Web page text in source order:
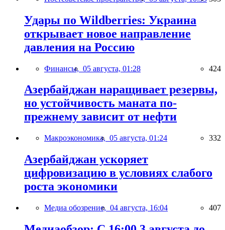
Удары по Wildberries: Украина
открывает новое направление
давления на Россию
Финансы, 05 августа, 01:28 424
Азербайджан наращивает резервы,
но устойчивость маната по-
прежнему зависит от нефти
Макроэкономика, 05 августа, 01:24 332
Азербайджан ускоряет
цифровизацию в условиях слабого
роста экономики
Медиа обозрение, 04 августа, 16:04 407